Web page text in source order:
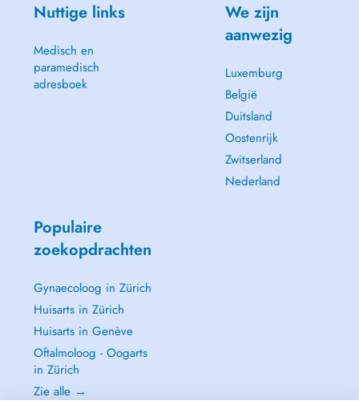
Nuttige links
Medisch en
paramedisch
adresboek
We zijn
aanwezig
Luxemburg
België
Duitsland
Oostenrijk
Zwitserland
Nederland
Populaire
zoekopdrachten
Gynaecoloog in Zürich
Huisarts in Zürich
Huisarts in Genève
Oftalmoloog - Oogarts
in Zürich
Zie alle →